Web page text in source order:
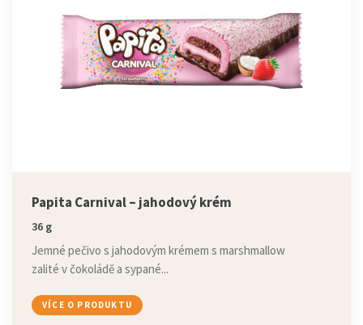
Papita Carnival – jahodový krém
36 g
Jemné pečivo s jahodovým krémem s marshmallow
zalité v čokoládě a sypané...
VÍCE O PRODUKTU